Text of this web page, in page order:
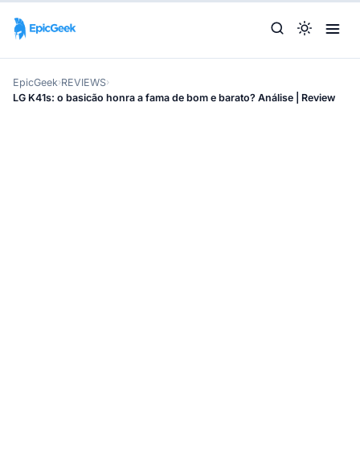
EpicGeek›REVIEWS›
LG K41s: o basicão honra a fama de bom e barato? Análise | Review